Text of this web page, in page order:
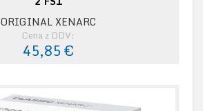
ORIGINAL XENARC
Cena z DDV:
45,85 €